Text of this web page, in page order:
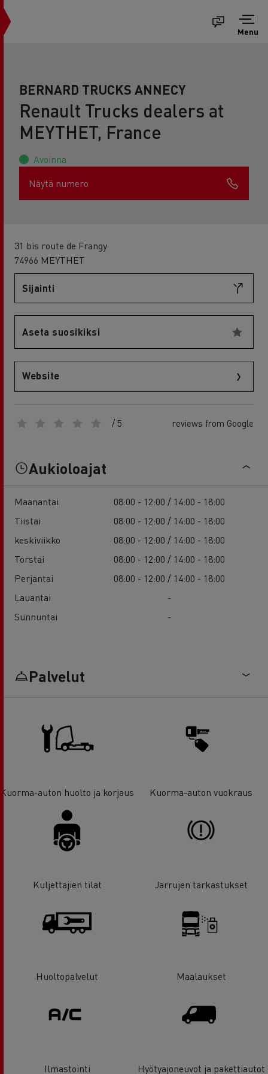
Menu
BERNARD TRUCKS ANNECY
Renault Trucks dealers at
MEYTHET, France
Avoinna
Näytä numero
31 bis route de Frangy
74966 MEYTHET
Sijainti
Aseta suosikiksi
Website
/ 5 reviews from Google
Aukioloajat
Maanantai
08:00 - 12:00 / 14:00 - 18:00
Tiistai
08:00 - 12:00 / 14:00 - 18:00
keskiviikko
08:00 - 12:00 / 14:00 - 18:00
Torstai
08:00 - 12:00 / 14:00 - 18:00
Perjantai
08:00 - 12:00 / 14:00 - 18:00
Lauantai
-
Sunnuntai
-
Palvelut
Kuorma-auton huolto ja korjaus Kuorma-auton vuokraus
Kuljettajien tilat Jarrujen tarkastukset
Huoltopalvelut Maalaukset
Ilmastointi Hyötyajoneuvot ja pakettiautot